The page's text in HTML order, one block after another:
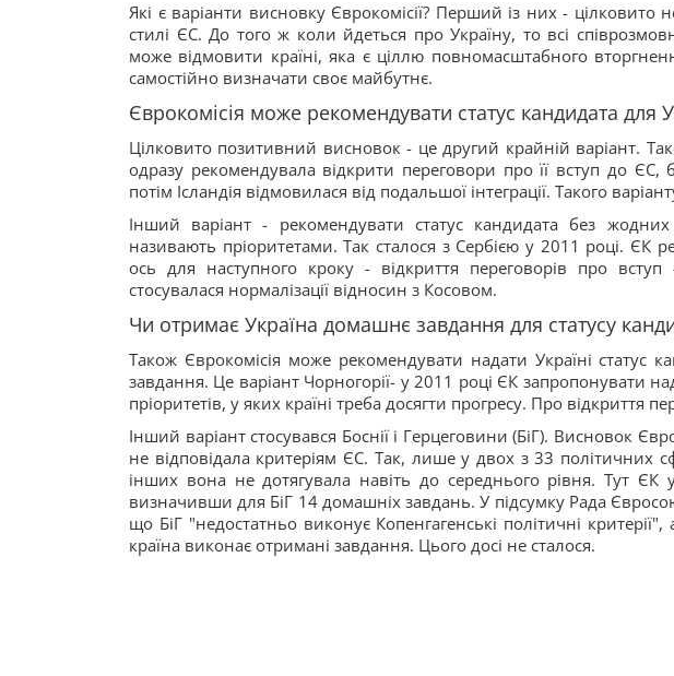
Які є варіанти висновку Єврокомісії? Перший із них - цілковито
стилі ЄС. До того ж коли йдеться про Україну, то всі
може відмовити країні, яка є ціллю повномасштабного
самостійно визначати своє майбутнє.
Єврокомісія може рекомендувати статус кандидата для
Цілковито позитивний висновок - це другий крайній варіант.
одразу рекомендувала відкрити переговори про її вступ до
потім Ісландія відмовилася від подальшої інтеграції. Такого
Інший варіант - рекомендувати статус кандидата без
називають пріоритетами. Так сталося з Сербією у 2011 році. ЄК
ось для наступного кроку - відкриття переговорів про
стосувалася нормалізації відносин з Косовом.
Чи отримає Україна домашнє завдання для статусу
Також Єврокомісія може рекомендувати надати Україні статус
завдання. Це варіант Чорногорії- у 2011 році ЄК запропонувати
пріоритетів, у яких країні треба досягти прогресу. Про відкриття
Інший варіант стосувався Боснії і Герцеговини (БіГ). Висновок
не відповідала критеріям ЄС. Так, лише у двох з 33 політичних
інших вона не дотягувала навіть до середнього рівня. Тут ЄК
визначивши для БіГ 14 домашніх завдань. У підсумку Рада
що БіГ "недостатньо виконує Копенгагенські політичні
країна виконає отримані завдання. Цього досі не сталося.